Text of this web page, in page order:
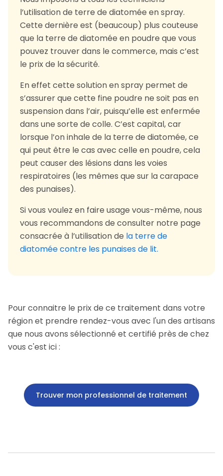
l’utilisation de terre de diatomée en spray.
Cette dernière est (beaucoup) plus couteuse
que la terre de diatomée en poudre que vous
pouvez trouver dans le commerce, mais c’est
le prix de la sécurité.
En effet cette solution en spray permet de
s’assurer que cette fine poudre ne soit pas en
suspension dans l’air, puisqu’elle est enfermée
dans une sorte de colle. C’est capital, car
lorsque l’on inhale de la terre de diatomée, ce
qui peut être le cas avec celle en poudre, cela
peut causer des lésions dans les voies
respiratoires (les mêmes que sur la carapace
des punaises).
Si vous voulez en faire usage vous-même, nous
vous recommandons de consulter notre page
consacrée à l’utilisation de la terre de
diatomée contre les punaises de lit.
Pour connaitre le prix de ce traitement dans votre
région et prendre rendez-vous avec l'un des artisans
que nous avons sélectionné et certifié près de chez
vous c'est ici :
Trouver mon professionnel de traitement